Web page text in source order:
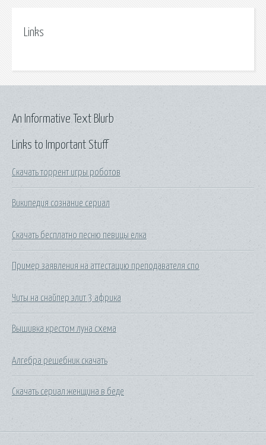
Links
Links to Important Stuff
Скачать торрент игры роботов
Википедия сознание сериал
Скачать бесплатно песню певицы елка
Пример заявления на аттестацию преподавателя спо
Читы на снайпер элит 3 африка
Вышивка крестом луна схема
Алгебра решебник скачать
Скачать сериал женщина в беде
An Informative Text Blurb